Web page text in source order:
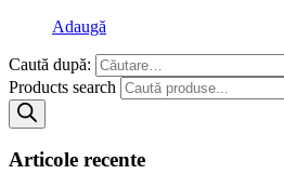
Adaugă
Caută după:
Products search
Articole recente